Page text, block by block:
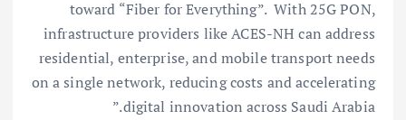
toward “Fiber for Everything”. With 25G PON,
infrastructure providers like ACES-NH can address
residential, enterprise, and mobile transport needs
on a single network, reducing costs and accelerating
digital innovation across Saudi Arabia.”